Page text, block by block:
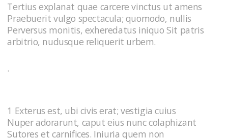
Tertius explanat quae carcere vinctus ut amens
Praebuerit vulgo spectacula; quomodo, nullis
Perversus monitis, exheredatus iniquo Sit patris
arbitrio, nudusque reliquerit urbem.
.
1 Exterus est, ubi civis erat; vestigia cuius
Nuper adorarunt, caput eius nunc colaphizant
Sutores et carnifices. Iniuria quem non